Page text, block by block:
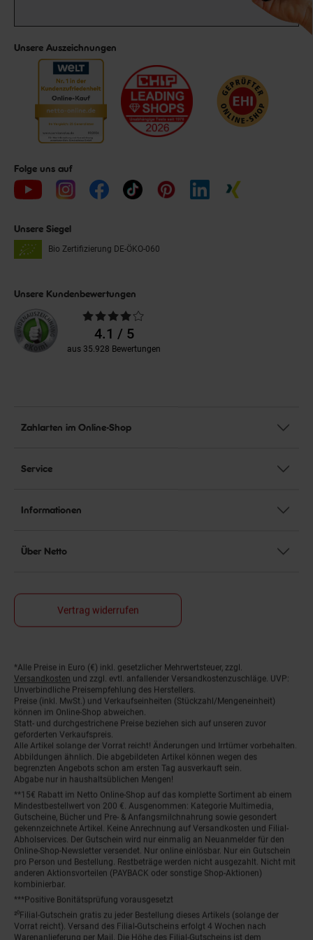
Unsere Auszeichnungen
Folge uns auf
Unsere Siegel
Bio Zertifizierung DE-ÖKO-060
Unsere Kundenbewertungen
Durchschnittliche
Bewertungen4.1 / 5
aus 35.928 Bewertungen
Zahlarten im Online-Shop
Service
Informationen
Über Netto
Vertrag widerrufen
Fußnoten
*Alle Preise in Euro (€) inkl. gesetzlicher Mehrwertsteuer, zzgl.
Versandkosten und zzgl. evtl. anfallender Versandkostenzuschläge. UVP:
Unverbindliche Preisempfehlung des Herstellers.
Preise (inkl. MwSt.) und Verkaufseinheiten (Stückzahl/Mengeneinheit)
können im Online-Shop abweichen.
Statt- und durchgestrichene Preise beziehen sich auf unseren zuvor
geforderten Verkaufspreis.
Alle Artikel solange der Vorrat reicht! Änderungen und Irrtümer vorbehalten.
Abbildungen ähnlich. Die abgebildeten Artikel können wegen des
begrenzten Angebots schon am ersten Tag ausverkauft sein.
Abgabe nur in haushaltsüblichen Mengen!
**15€ Rabatt im Netto Online-Shop auf das komplette Sortiment ab einem
Mindestbestellwert von 200 €. Ausgenommen: Kategorie Multimedia,
Gutscheine, Bücher und Pre- & Anfangsmilchnahrung sowie gesondert
gekennzeichnete Artikel. Keine Anrechnung auf Versandkosten und Filial-
Abholservices. Der Gutschein wird nur einmalig an Neuanmelder für den
Online-Shop-Newsletter versendet. Nur online einlösbar. Nur ein Gutschein
pro Person und Bestellung. Restbeträge werden nicht ausgezahlt. Nicht mit
anderen Aktionsvorteilen (PAYBACK oder sonstige Shop-Aktionen)
kombinierbar.
***Positive Bonitätsprüfung vorausgesetzt
²⁰Filial-Gutschein gratis zu jeder Bestellung dieses Artikels (solange der
Vorrat reicht). Versand des Filial-Gutscheins erfolgt 4 Wochen nach
Warenanlieferung per Mail. Die Höhe des Filial-Gutscheins ist dem